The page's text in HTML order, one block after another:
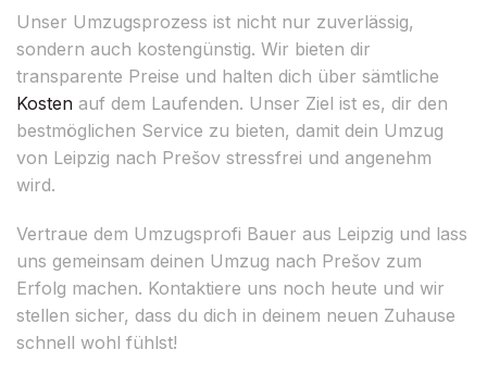
Unser Umzugsprozess ist nicht nur zuverlässig,
sondern auch kostengünstig. Wir bieten dir
transparente Preise und halten dich über sämtliche
Kosten auf dem Laufenden. Unser Ziel ist es, dir den
bestmöglichen Service zu bieten, damit dein Umzug
von Leipzig nach Prešov stressfrei und angenehm
wird.
Vertraue dem Umzugsprofi Bauer aus Leipzig und lass
uns gemeinsam deinen Umzug nach Prešov zum
Erfolg machen. Kontaktiere uns noch heute und wir
stellen sicher, dass du dich in deinem neuen Zuhause
schnell wohl fühlst!